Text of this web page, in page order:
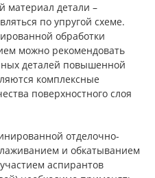
материал детали –
по упругой схеме.
обработки
можно рекомендовать
деталей повышенной
комплексные
поверхностного слоя
отделочно-
и обкатыванием
аспирантов